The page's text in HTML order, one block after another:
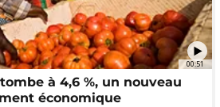
00:51
à 4,6 %, un nouveau
économique